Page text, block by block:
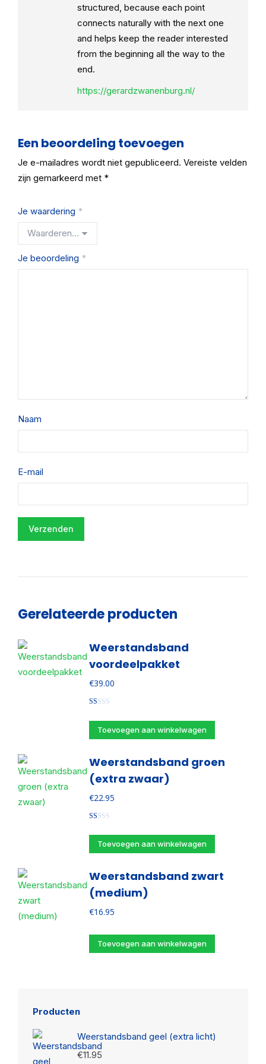
structured, because each point
connects naturally with the next one
and helps keep the reader interested
from the beginning all the way to the
end.
https://gerardzwanenburg.nl/
Een beoordeling toevoegen
Je e-mailadres wordt niet gepubliceerd. Vereiste velden
zijn gemarkeerd met *
Je waardering *
Je beoordeling *
Naam
E-mail
Gerelateerde producten
Weerstandsband
voordeelpakket
€39.00
1.00
Toevoegen aan winkelwagen
Weerstandsband groen
(extra zwaar)
€22.95
1.00
Toevoegen aan winkelwagen
Weerstandsband zwart
(medium)
€16.95
Toevoegen aan winkelwagen
Producten
Weerstandsband geel (extra licht)
€11.95